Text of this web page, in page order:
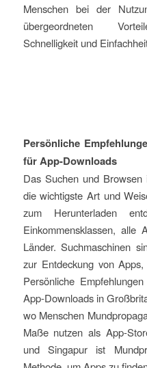
Menschen bei der
übergeordneten
Schnelligkeit und
Persönliche
für App-Downloads
Das Suchen und
die wichtigste Art und
zum Herunterladen
Einkommensklassen, alle
Länder. Suchmaschinen
zur Entdeckung von
Persönliche
App-Downloads in
wo Menschen
Maße nutzen als App-
und Singapur ist